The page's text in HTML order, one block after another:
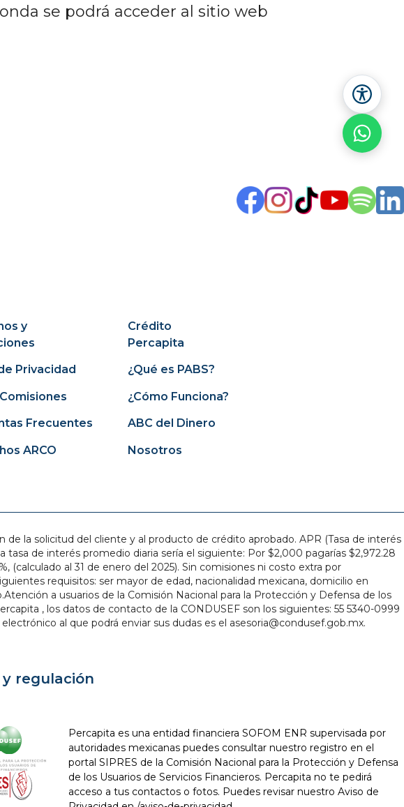
se podrá acceder al sitio web
y
Privacidad
Frecuentes
ARCO
Crédito
Percapita
¿Qué es PABS?
¿Cómo Funciona?
ABC del Dinero
Nosotros
la solicitud del cliente y al producto de crédito aprobado. APR (Tasa de interés
de interés promedio diaria sería el siguiente: Por $2,000 pagarías $2,972.28
(calculado al 31 de enero del 2025). Sin comisiones ni costo extra por
requisitos: ser mayor de edad, nacionalidad mexicana, domicilio en
a usuarios de la Comisión Nacional para la Protección y Defensa de los
, los datos de contacto de la CONDUSEF son los siguientes: 55 5340-0999
al que podrá enviar sus dudas es el asesoria@condusef.gob.mx.
regulación
Percapita es una entidad financiera SOFOM ENR supervisada por
autoridades mexicanas puedes consultar nuestro registro en el
portal SIPRES de la Comisión Nacional para la Protección y Defensa
de los Usuarios de Servicios Financieros. Percapita no te pedirá
acceso a tus contactos o fotos. Puedes revisar nuestro Aviso de